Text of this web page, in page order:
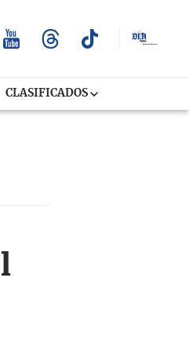
CLASIFICADOS